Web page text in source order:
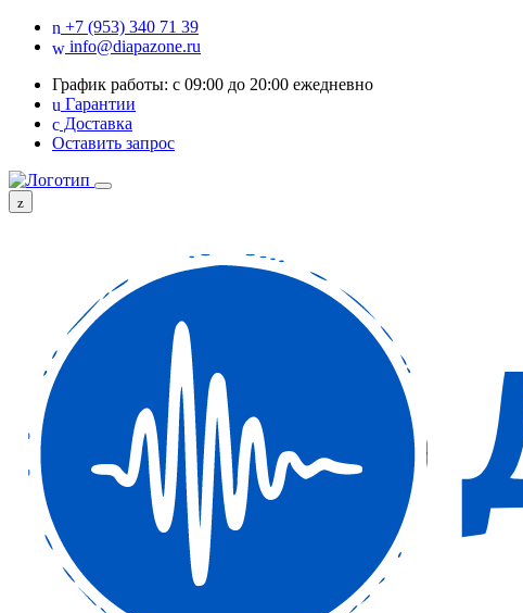
+7 (953) 340 71 39
info@diapazone.ru
График работы: с 09:00 до 20:00 ежедневно
Гарантии
Доставка
Оставить запрос